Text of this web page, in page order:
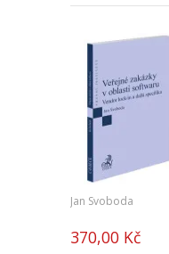
Jan Svoboda
370,00 Kč